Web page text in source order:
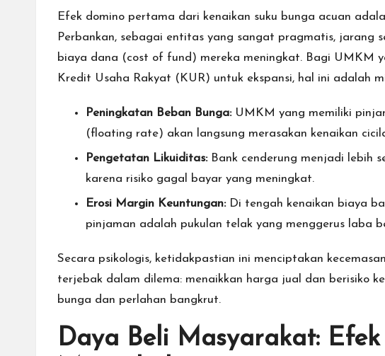
Efek domino pertama dari kenaikan suku bunga acuan
Perbankan, sebagai entitas yang sangat pragmatis, jarang
biaya dana (cost of fund) mereka meningkat. Bagi UMKM
Kredit Usaha Rakyat (KUR) untuk ekspansi, hal ini adalah
Peningkatan Beban Bunga:UMKM yang memiliki
(floating rate) akan langsung merasakan kenaikan
Pengetatan Likuiditas:Bank cenderung menjadi lebih
karena risiko gagal bayar yang meningkat.
Erosi Margin Keuntungan:Di tengah kenaikan biaya
pinjaman adalah pukulan telak yang menggerus laba
Secara psikologis, ketidakpastian ini menciptakan
terjebak dalam dilema: menaikkan harga jual dan berisiko
bunga dan perlahan bangkrut.
Daya Beli Masyarakat: